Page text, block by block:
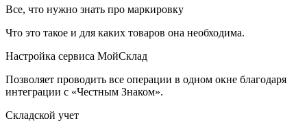
Все, что нужно знать про маркировку
Что это такое и для каких товаров она необходима.
Настройка сервиса МойСклад
Позволяет проводить все операции в одном окне благодаря
интеграции с «Честным Знаком».
Складской учет